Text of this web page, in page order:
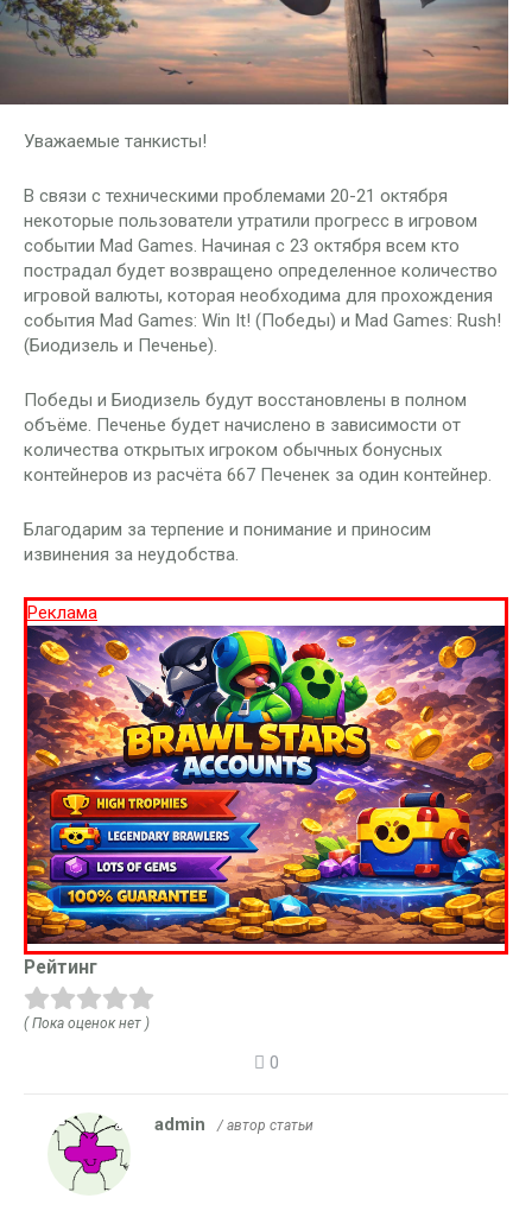
Уважаемые танкисты!
В связи с техническими проблемами 20-21 октября
некоторые пользователи утратили прогресс в игровом
событии Mad Games. Начиная с 23 октября всем кто
пострадал будет возвращено определенное количество
игровой валюты, которая необходима для прохождения
события Mad Games: Win It! (Победы) и Mad Games: Rush!
(Биодизель и Печенье).
Победы и Биодизель будут восстановлены в полном
объёме. Печенье будет начислено в зависимости от
количества открытых игроком обычных бонусных
контейнеров из расчёта 667 Печенек за один контейнер.
Благодарим за терпение и понимание и приносим
извинения за неудобства.
Реклама
Рейтинг
( Пока оценок нет )
0
admin / автор статьи